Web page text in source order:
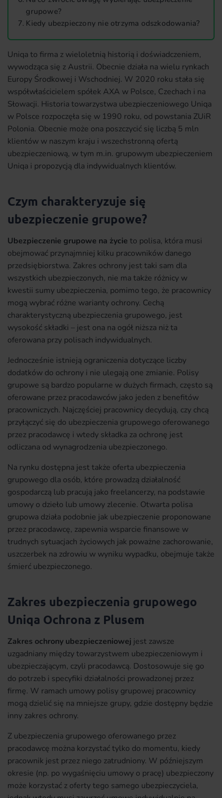
grupowe?
Kiedy ubezpieczony nie otrzyma odszkodowania?
Uniqa to firma z wieloletnią historią i doświadczeniem,
wywodząca się z Austrii. Obecnie działa na wielu rynkach
Europy Środkowej i Wschodniej. W 2020 roku stała się
współwłaścicielem spółek AXA w Polsce, Czechach i na
Słowacji. Historia towarzystwa ubezpieczeniowego Uniqa
w Polsce rozpoczęła się w 1990 roku, od powstania ZUiR
Polonia. Obecnie może ona poszczycić się liczbą 5 mln
klientów w naszym kraju i wszechstronną ofertą
ubezpieczeniową, w tym m.in. grupowym ubezpieczeniem
Uniqa i propozycją dla indywidualnych klientów.
Czym charakteryzuje się
ubezpieczenie grupowe?
Ubezpieczenie grupowe na życie to polisa, która musi
obejmować przynajmniej kilku pracowników danego
przedsiębiorstwa. Zakres ochrony jest taki sam dla
wszystkich ubezpieczonych, nie ma także różnicy w
kwestii sumy ubezpieczenia, pomimo tego, że pracownicy
mogą wybrać różne warianty ochrony. Cechą
charakterystyczną ubezpieczenia grupowego, jest
wysokość składki – jest ona na ogół niższa niż ta
oferowana przy polisach indywidualnych.
Jednocześnie istnieją ograniczenia dotyczące liczby
dodatków do ochrony i nie ulegają one zmianie. Polisy
grupowe są bardzo popularne w dużych firmach, często są
oferowane przez pracodawców jako jeden z benefitów
pracowniczych. Najczęściej pracownicy decydują, czy chcą
przyłączyć się do ubezpieczenia grupowego oferowanego
przez pracodawcę i wtedy składka za ochronę jest
odliczana od wynagrodzenia ubezpieczonego.
Na rynku dostępna jest także oferta ubezpieczenia
grupowego dla osób, które prowadzą działalność
gospodarczą lub pracują jako freelancerzy, na podstawie
umowy o dzieło lub umowy zlecenie. Otwarta polisa
grupowa działa podobnie jak ubezpieczenie proponowane
przez pracodawcę, zapewnia wsparcie finansowe w
trudnych sytuacjach życiowych jak poważne zachorowanie,
uszczerbek na zdrowiu w wyniku wypadku, obejmuje także
śmierć ubezpieczonego.
Zakres ubezpieczenia grupowego
Uniqa Ochrona z Plusem
Zakres ochrony ubezpieczeniowej jest zawsze
uzgadniany między towarzystwem ubezpieczeniowym i
ubezpieczającym, czyli pracodawcą. Dostosowuje się go
do potrzeb i specyfiki działalności prowadzonej przez
firmę. W ramach umowy polisy grupowej pracownicy
mogą dzielić się na mniejsze grupy, gdzie dostępny będzie
inny zakres ochrony.
Z ubezpieczenia grupowego oferowanego przez
pracodawcę można korzystać tylko do momentu, kiedy
pracownik jest przez niego zatrudniony. W późniejszym
okresie (np. po wygaśnięciu umowy o pracę) ubezpieczony
może korzystać z oferty tego samego ubezpieczyciela,